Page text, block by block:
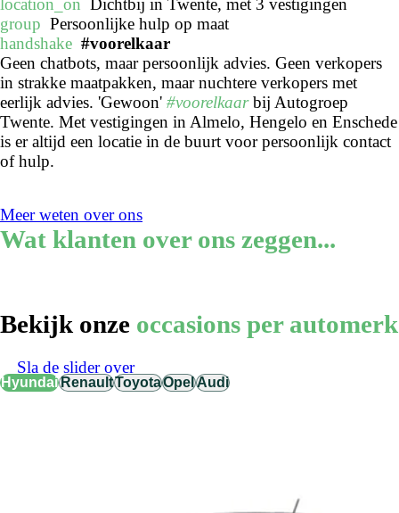
location_on Dichtbij in Twente, met 3 vestigingen
group Persoonlijke hulp op maat
handshake #voorelkaar
Geen chatbots, maar persoonlijk advies. Geen verkopers
in strakke maatpakken, maar nuchtere verkopers met
eerlijk advies. 'Gewoon' #voorelkaarbij Autogroep
Twente. Met vestigingen in Almelo, Hengelo en Enschede
is er altijd een locatie in de buurt voor persoonlijk contact
of hulp.
Meer weten over ons
Wat klanten over ons zeggen...
Bekijk onze occasions per automerk
HyundaiRenaultToyotaOpelAudi
Sla de slider over